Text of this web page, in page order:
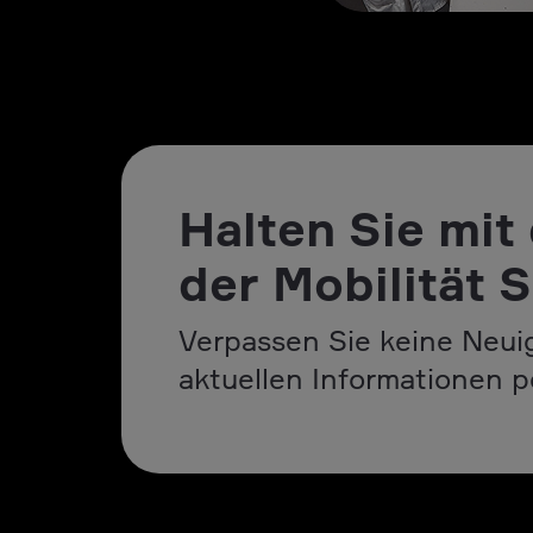
Halten Sie
der Mobilität
Verpassen Sie keine
aktuellen Informationen